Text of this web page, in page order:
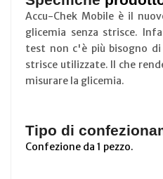
Accu-Chek Mobile è il
glicemia senza strisce.
test non c'è più bisogno
strisce utilizzate. Il che
misurare la glicemia.
Tipo di
Confezione da 1 pezzo.